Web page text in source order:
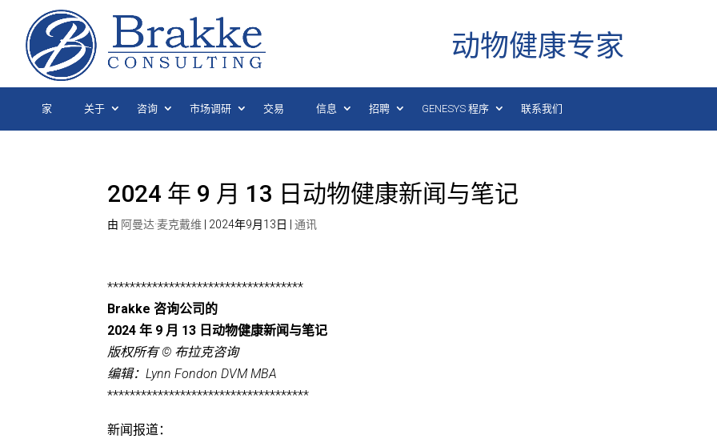
动物健康专家
家 关于 咨询 市场调研 交易 信息 招聘 GENESYS 程序 联系我们
2024 年 9 月 13 日动物健康新闻与笔记
由 阿曼达·麦克戴维 2024年9月13日 |通讯
***********************************
Brakke 咨询公司的
2024 年 9 月 13 日动物健康新闻与笔记
版权所有 © 布拉克咨询
编辑：Lynn Fondon DVM MBA
************************************
新闻报道：